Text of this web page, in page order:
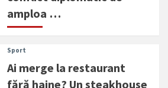
amploa …
Sport
Ai merge la restaurant
fără haine? Un steakhouse